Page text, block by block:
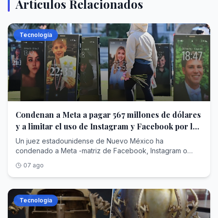
Artículos Relacionados
Tecnología
Condenan a Meta a pagar 567 millones de dólares
y a limitar el uso de Instagram y Facebook por los
adolescentes
Un juez estadounidense de Nuevo México ha
condenado a Meta -matriz de Facebook, Instagram o
para la salud mental de los adolescentes; además, la ha
ordenado realizar cambios en el funcionamiento de sus
redes sociales para proteger a los menores del estado y
evitar que puedan volverse adictos a ellas. Con esta
decisión, el juez Bryan Biedscheid, de Santa Fe, da la
07 ago
Tecnología